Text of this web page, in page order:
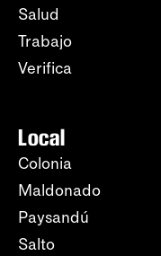
Salud
Trabajo
Verifica
Local
Colonia
Maldonado
Paysandú
Salto